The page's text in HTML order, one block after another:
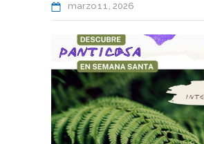
marzo11 2026